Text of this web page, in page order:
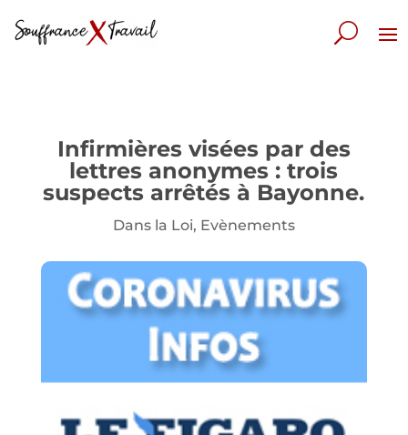
Infirmières visées par des
lettres anonymes : trois
suspects arrêtés à Bayonne.
Dans la Loi, Evènements